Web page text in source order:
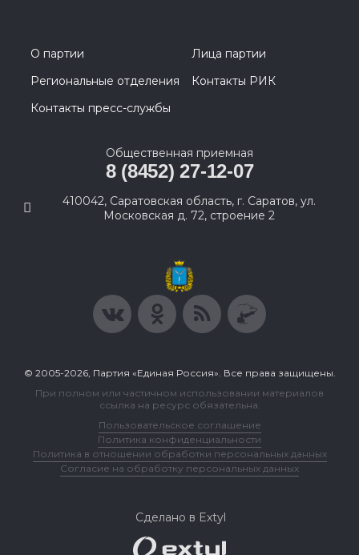
О партии
Лица партии
Региональные отделения
Контакты РИК
Контакты пресс-службы
Общественная приемная
8 (8452) 27-12-07
410042, Саратовская область, г. Саратов, ул.
Московская д. 72, строение 2
© 2005-2026, Партия «Единая Россия». Все права защищены.
При полном или частичном использовании материалов
ссылка на ресурс обязательна.
Пользовательское соглашение
Политика конфиденциальности
Политика в отношении обработки персональных данных
Согласие на обработку персональных данных
Сделано в Extyl